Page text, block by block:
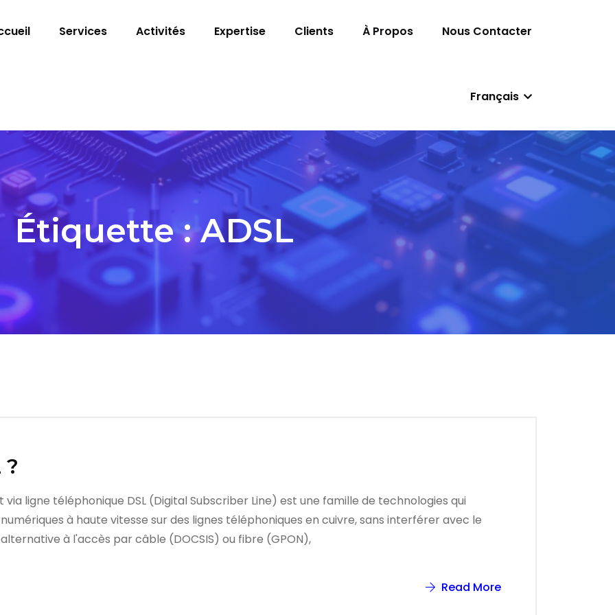
Services Activités Expertise Clients À Propos Nous Contacter
Français
Étiquette :ADSL
?
ligne téléphonique DSL (Digital Subscriber Line) est une famille de technologies qui
à haute vitesse sur des lignes téléphoniques en cuivre, sans interférer avec le
à l'accès par câble (DOCSIS) ou fibre (GPON),
Read More